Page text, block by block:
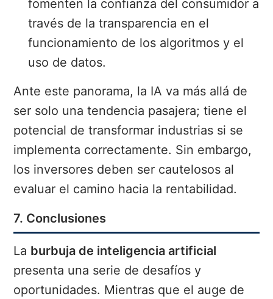
fomenten la confianza del consumidor a
través de la transparencia en el
funcionamiento de los algoritmos y el
uso de datos.
Ante este panorama, la IA va más allá de
ser solo una tendencia pasajera; tiene el
potencial de transformar industrias si se
implementa correctamente. Sin embargo,
los inversores deben ser cautelosos al
evaluar el camino hacia la rentabilidad.
7. Conclusiones
La burbuja de inteligencia artificial
presenta una serie de desafíos y
oportunidades. Mientras que el auge de